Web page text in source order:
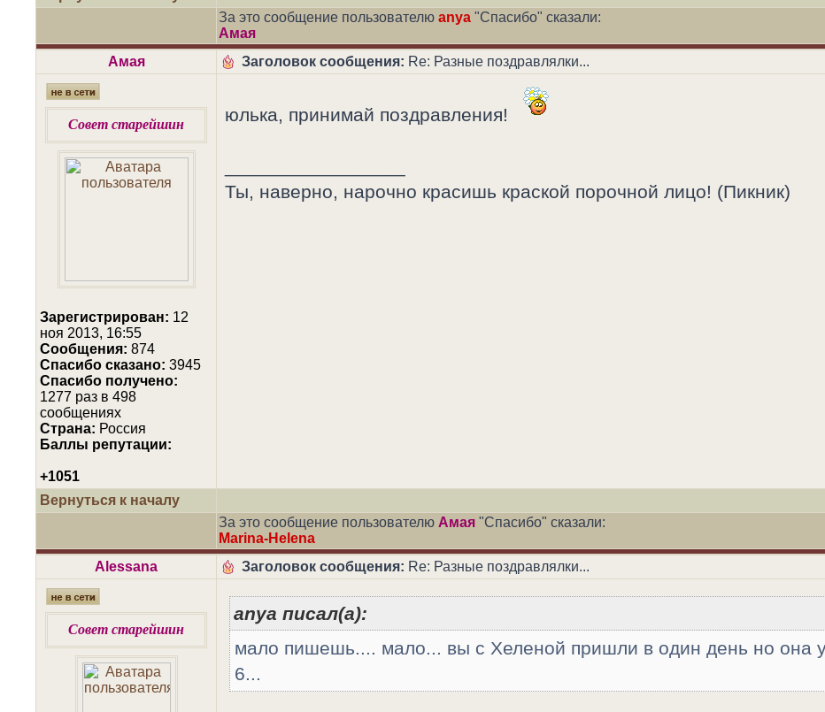
За это сообщение пользователю anya "Спасибо" сказали:
Амая
Амая
Заголовок сообщения: Re: Разные поздравлялки...
Совет старейшин
Зарегистрирован: 12
ноя 2013, 16:55
Сообщения: 874
Cпасибо сказано: 3945
Спасибо получено:
1277 раз в 498
сообщениях
Страна: Россия
Баллы репутации:
+1051
юлька, принимай поздравления!
Ты, наверно, нарочно красишь краской порочной лицо! (Пикник)
Вернуться к началу
За это сообщение пользователю Амая "Спасибо" сказали:
Marina-Helena
Alessana
Заголовок сообщения: Re: Разные поздравлялки...
Совет старейшин
anya писал(а):
мало пишешь.... мало... вы с Хеленой пришли в один день но она
6...